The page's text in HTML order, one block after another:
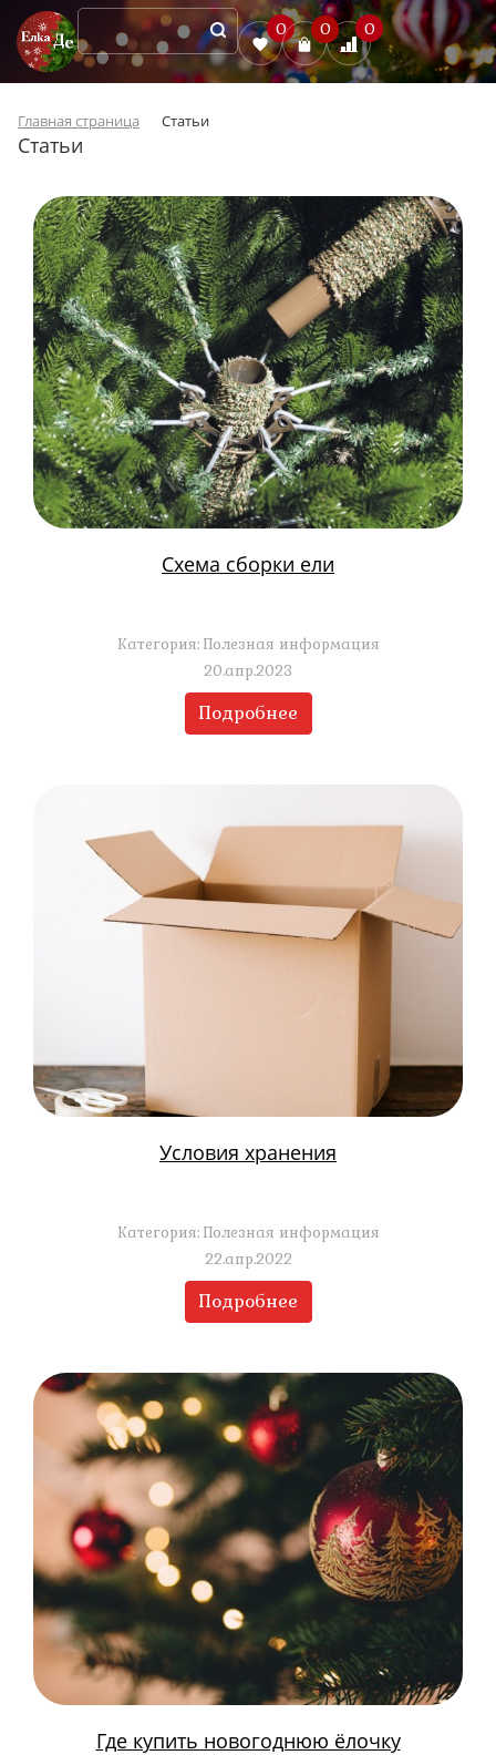
0 0 0
Главная страница Статьи
Статьи
Схема сборки ели
Категория: Полезная информация
20.апр.2023
Подробнее
Условия хранения
Категория: Полезная информация
22.апр.2022
Подробнее
Где купить новогоднюю ёлочку